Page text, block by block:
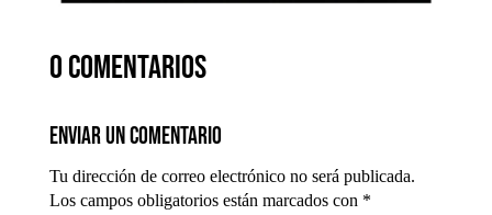
0 comentarios
Enviar un comentario
Tu dirección de correo electrónico no será publicada.
Los campos obligatorios están marcados con *